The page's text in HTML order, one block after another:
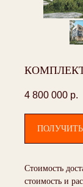
4 800 000 р.
Стоимость
стоимость и